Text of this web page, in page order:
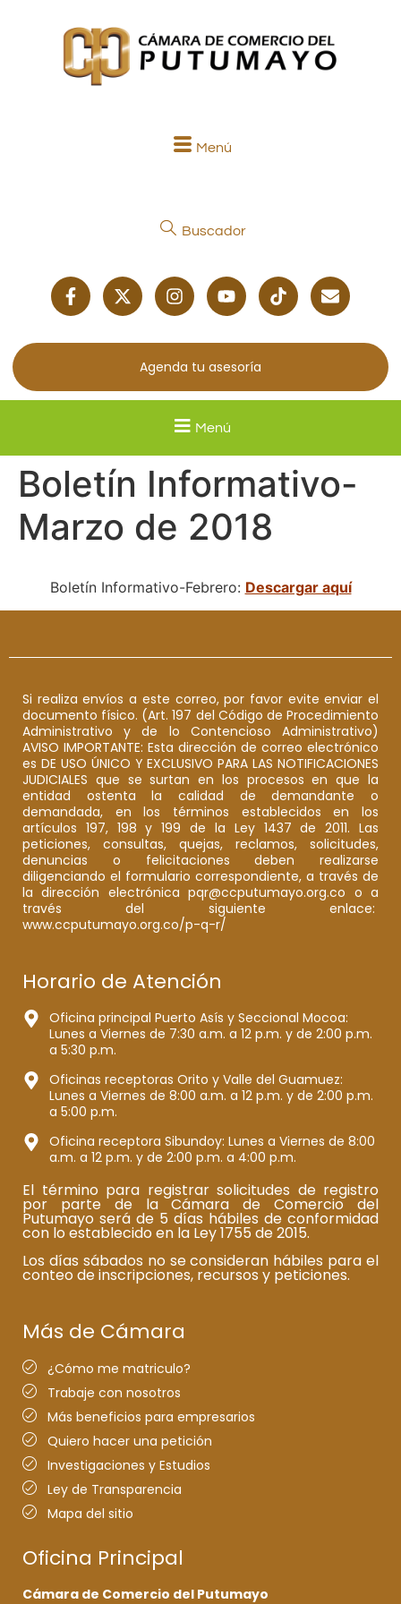
Menú
Buscador
Agenda tu asesoría
Menú
Boletín Informativo-
Marzo de 2018
Boletín Informativo-Febrero: Descargar aquí
Si realiza envíos a este correo, por favor evite enviar el
documento físico. (Art. 197 del Código de Procedimiento
Administrativo y de lo Contencioso Administrativo)
AVISO IMPORTANTE: Esta dirección de correo electrónico
es DE USO ÚNICO Y EXCLUSIVO PARA LAS NOTIFICACIONES
JUDICIALES que se surtan en los procesos en que la
entidad ostenta la calidad de demandante o
demandada, en los términos establecidos en los
artículos 197, 198 y 199 de la Ley 1437 de 2011. Las
peticiones, consultas, quejas, reclamos, solicitudes,
denuncias o felicitaciones deben realizarse
diligenciando el formulario correspondiente, a través de
la dirección electrónica pqr@ccputumayo.org.co o a
través del siguiente enlace:
www.ccputumayo.org.co/p-q-r/
Horario de Atención
Oficina principal Puerto Asís y Seccional Mocoa:
Lunes a Viernes de 7:30 a.m. a 12 p.m. y de 2:00 p.m.
a 5:30 p.m.
Oficinas receptoras Orito y Valle del Guamuez:
Lunes a Viernes de 8:00 a.m. a 12 p.m. y de 2:00 p.m.
a 5:00 p.m.
Oficina receptora Sibundoy: Lunes a Viernes de 8:00
a.m. a 12 p.m. y de 2:00 p.m. a 4:00 p.m.
El término para registrar solicitudes de registro
por parte de la Cámara de Comercio del
Putumayo será de 5 días hábiles de conformidad
con lo establecido en la Ley 1755 de 2015.
Los días sábados no se consideran hábiles para el
conteo de inscripciones, recursos y peticiones.
Más de Cámara
¿Cómo me matriculo?
Trabaje con nosotros
Más beneficios para empresarios
Quiero hacer una petición
Investigaciones y Estudios
Ley de Transparencia
Mapa del sitio
Oficina Principal
Cámara de Comercio del Putumayo